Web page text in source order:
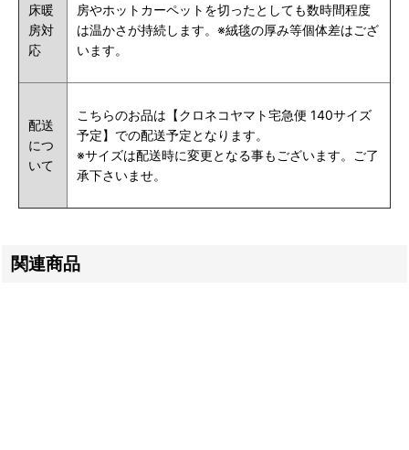
床暖
房対
応
房やホットカーペットを切ったとしても数時間程度
は温かさが持続します。※絨毯の厚み等個体差はござ
います。
配送
につ
いて
こちらのお品は【クロネコヤマト宅急便 140サイズ
予定】での配送予定となります。
※サイズは配送時に変更となる事もございます。ご了
承下さいませ。
関連商品